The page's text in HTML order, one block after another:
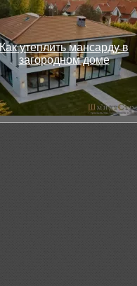
Как утеплить мансарду в
загородном доме